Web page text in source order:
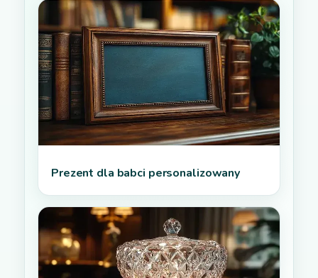
Prezent dla babci personalizowany